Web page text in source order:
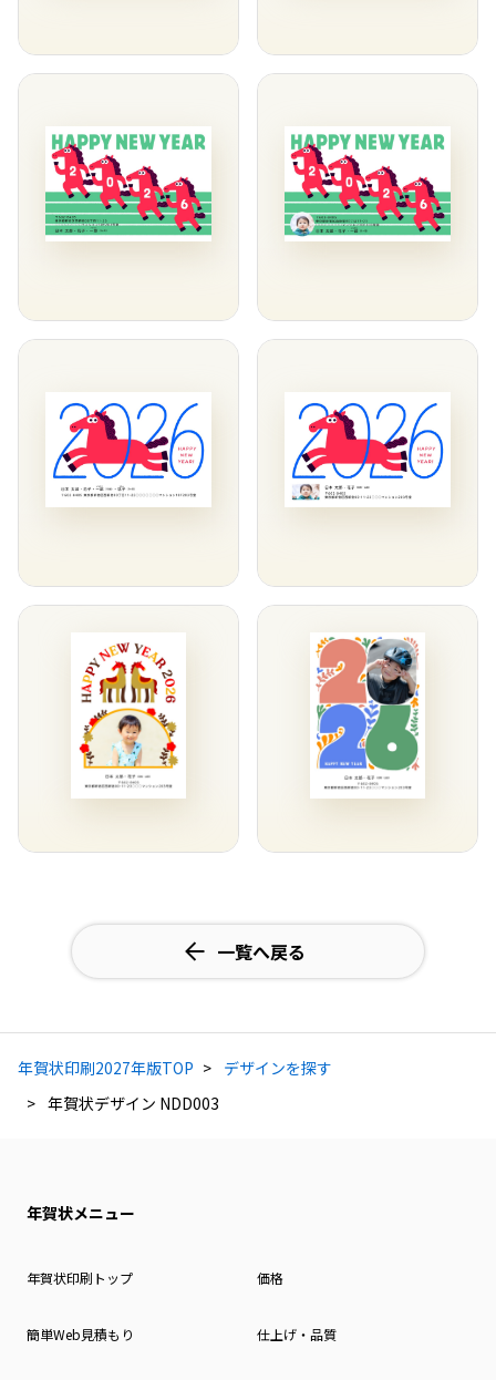
一覧へ戻る
年賀状印刷2027年版TOP
デザインを探す
年賀状デザイン NDD003
年賀状メニュー
年賀状印刷トップ 価格
簡単Web見積もり 仕上げ・品質